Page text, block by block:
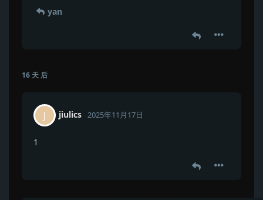
yan
16 天 后
J jiulics 2025年11月17日
1